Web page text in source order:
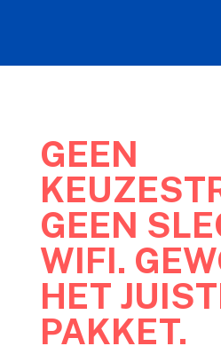
GEEN
GEEN
WIFI.
HET
PAKKET.